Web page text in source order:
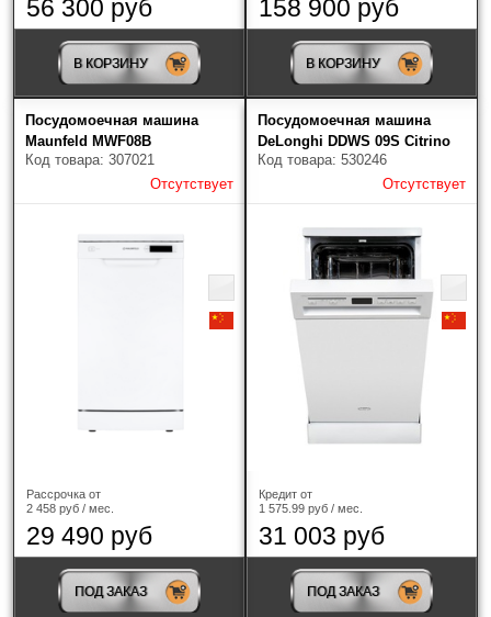
56 300 руб
В КОРЗИНУ
158 900 руб
В КОРЗИНУ
Посудомоечная машина
Maunfeld MWF08B
Код товара: 307021
Отсутствует
Рассрочка от
2 458 руб / мес.
29 490 руб
ПОД ЗАКАЗ
Посудомоечная машина
DeLonghi DDWS 09S Citrino
Код товара: 530246
Отсутствует
Кредит от
1 575.99 руб / мес.
31 003 руб
ПОД ЗАКАЗ